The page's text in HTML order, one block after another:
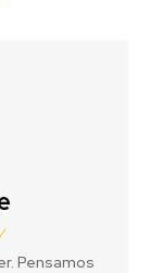
Pensamos